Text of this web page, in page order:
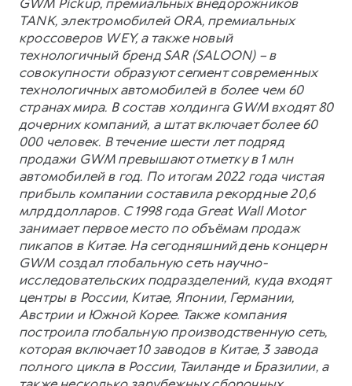
TANK, электромобилей ORA, премиальных
кроссоверов WEY, а также новый
технологичный бренд SAR (SALOON) – в
совокупности образуют сегмент современных
технологичных автомобилей в более чем 60
странах мира. В состав холдинга GWM входят 80
дочерних компаний, а штат включает более 60
000 человек. В течение шести лет подряд
продажи GWM превышают отметку в 1 млн
автомобилей в год. По итогам 2022 года чистая
прибыль компании составила рекордные 20,6
млрд долларов. С 1998 года Great Wall Motor
занимает первое место по объёмам продаж
пикапов в Китае. На сегодняшний день концерн
GWM создал глобальную сеть научно-
исследовательских подразделений, куда входят
центры в России, Китае, Японии, Германии,
Австрии и Южной Корее. Также компания
построила глобальную производственную сеть,
которая включает 10 заводов в Китае, 3 завода
полного цикла в России, Таиланде и Бразилии, а